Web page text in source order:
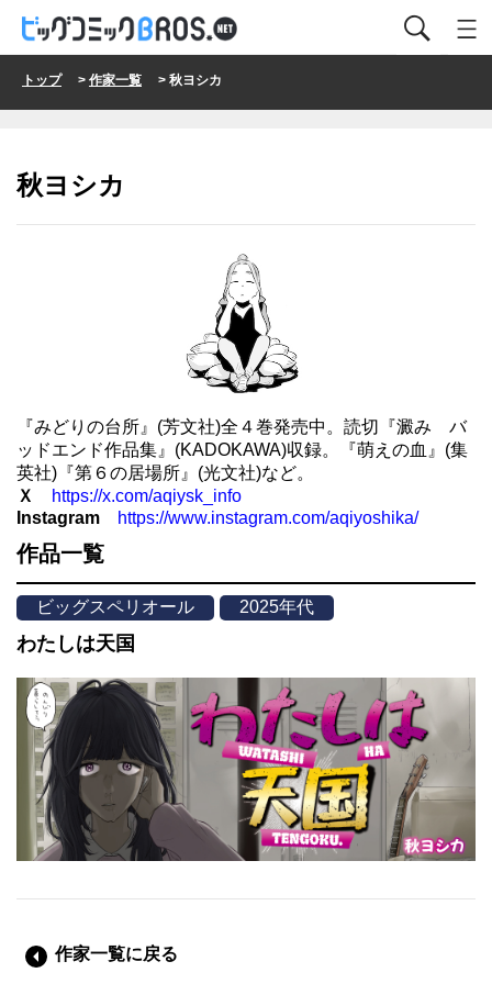
トップ> 作家一覧 > 秋ヨシカ
秋ヨシカ
『みどりの台所』(芳文社)全４巻発売中。読切『澱み バ
ッドエンド作品集』(KADOKAWA)収録。『萌えの血』(集
英社)『第６の居場所』(光文社)など。
Ｘ
https://x.com/aqiysk_info
Instagram
https://www.instagram.com/aqiyoshika/
作品一覧
ビッグスペリオール 2025年代
わたしは天国
作家一覧に戻る